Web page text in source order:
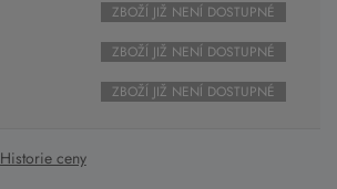
ZBOŽÍ JIŽ NENÍ DOSTUPNÉ
ZBOŽÍ JIŽ NENÍ DOSTUPNÉ
ZBOŽÍ JIŽ NENÍ DOSTUPNÉ
Historie ceny